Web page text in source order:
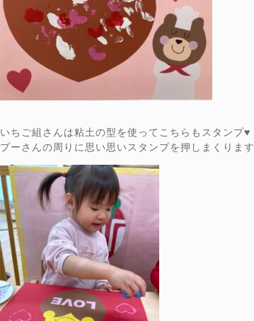
いちご組さんは粘土の型を使ってこちらもスタンプ♥️
プーさんの周りに思い思いスタンプを押しまくります